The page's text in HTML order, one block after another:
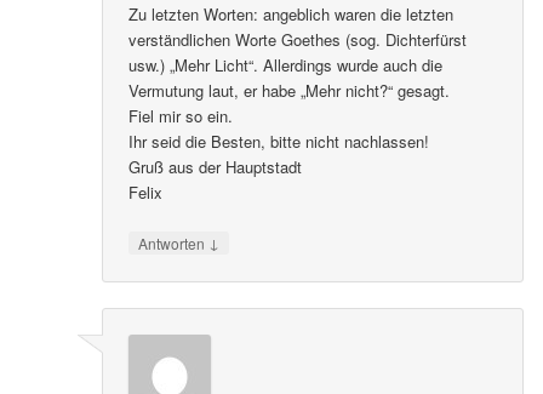
Zu letzten Worten: angeblich waren die letzten
verständlichen Worte Goethes (sog. Dichterfürst
usw.) „Mehr Licht“. Allerdings wurde auch die
Vermutung laut, er habe „Mehr nicht?“ gesagt.
Fiel mir so ein.
Ihr seid die Besten, bitte nicht nachlassen!
Gruß aus der Hauptstadt
Felix
Antworten ↓